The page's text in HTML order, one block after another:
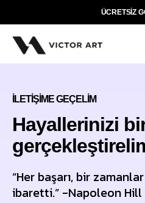
ÜCRETSIZ
İLETIŞIME GEÇELIM
Hayallerinizi
“Her başarı, bir
ibaretti.” -Napoleon Hill